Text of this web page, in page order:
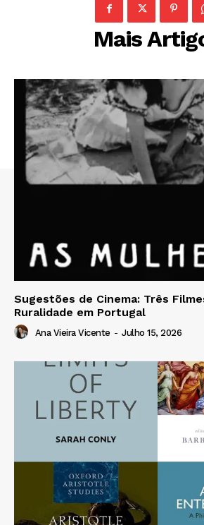
Mais
Sugestões de Cinema: Três
Ruralidade em Portugal
Ana Vieira Vicente - Julho 15, 2026